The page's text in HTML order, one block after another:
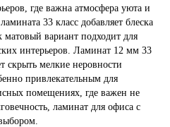
где важна атмосфера уюта и
33 класс добавляет блеска
матовый вариант подходит для
интерьеров. Ламинат 12 мм 33
скрыть мелкие неровности
привлекательным для
помещениях, где важен не
ламинат для офиса с